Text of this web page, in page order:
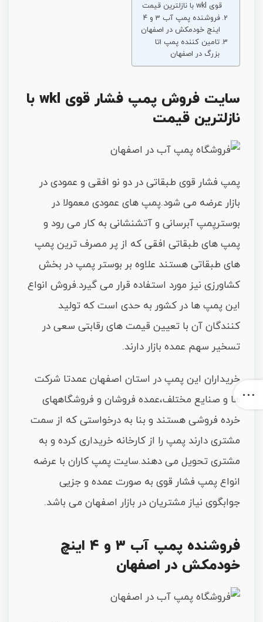
قوی wkl با نازلترین قیمت
فروشنده پمپ آب ۳ و ۴
اینچ خودمکش در اصفهان
تامین کننده پمپ اتا
بزرگ در اصفهان
سایت فروش پمپ فشار قوی wkl با
نازلترین قیمت
پمپ فشار قوی طبقاتی در دو نو افقی و عمودی در
بازار عرضه می شود.پمپ های عمودی معمولا در
بوسترپمپ آبرسانی و آتشنشانی به کار می رود و
پمپ های طبقاتی افقی که از پر مصرف ترین پمپ
های طبقاتی هستند علاوه بر بوستر پمپ در بخش
کشاورزی نیز مورد استفاده قرار می گیرد.فروش انواع
این پمپ ها در کشور به حدی است که تولید
کنندگان آن با تعیین قیمت های رقابتی سعی در
تسخیر سهم عمده بازار دارند.
خریداران این پمپ در استان اصفهان عمدتا شرکت
ها و صنایع مختلف،عمده فروشان و فروشگاههای
خرده فروشی هستند و بنا به درخواستی که از سمت
مشتری دارند پمپ را از کارخانه خریداری کرده و به
مشتری تحویل می دهند.سایت پمپ کاران با عرضه
انواع پمپ فشار قوی به صورت عمده و جزیی
جوابگوی نیاز مشتریان در بازار اصفهان می باشد.
فروشنده پمپ آب ۳ و ۴ اینچ
خودمکش در اصفهان